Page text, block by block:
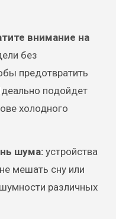
внимание на
без
предотвратить
подойдет
холодного
шума:устройства
мешать сну или
различных